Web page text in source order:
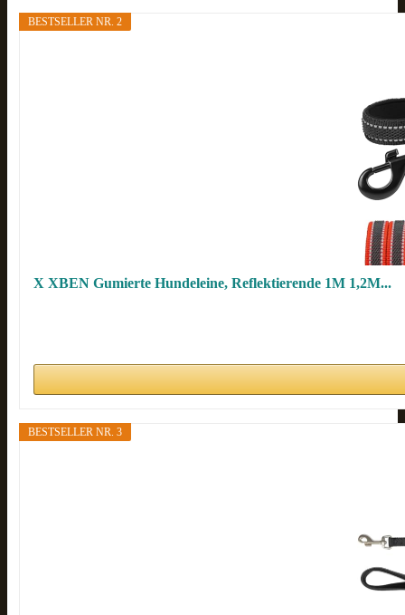
BESTSELLER NR. 2
X XBEN Gumierte Hundeleine, Reflektierende 1M 1,2M...
BESTSELLER NR. 3